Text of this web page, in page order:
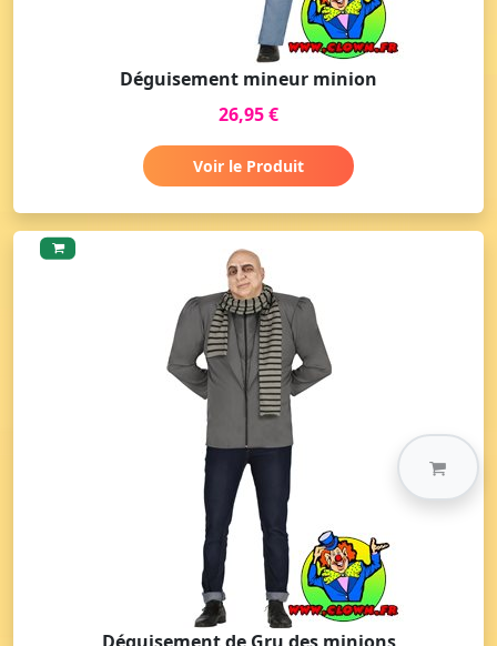
Déguisement mineur minion
26,95 €
Voir le Produit